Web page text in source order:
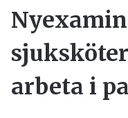
arbeta i